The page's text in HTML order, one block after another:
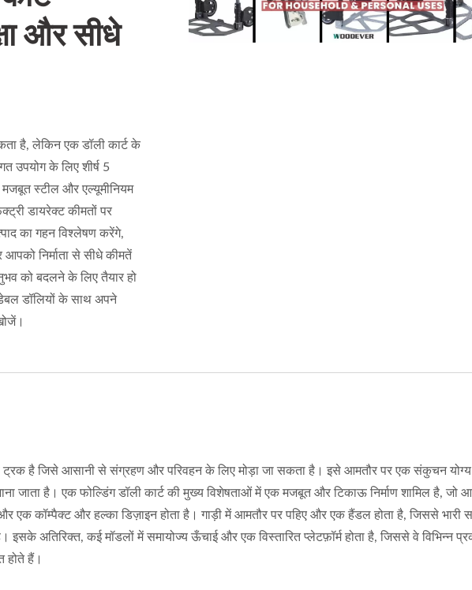
और सीधे
है, लेकिन एक डॉली कार्ट के
उपयोग के लिए शीर्ष 5
मजबूत स्टील और एल्यूमीनियम
डायरेक्ट कीमतों पर
का गहन विश्लेषण करेंगे,
निर्माता से सीधे कीमतें
को बदलने के लिए तैयार हो
डॉलियों के साथ अपने
ट्रक है जिसे आसानी से संग्रहण और परिवहन के लिए मोड़ा जा सकता है। इसे आमतौर पर एक संकुचन योग्य
जाता है। एक फोल्डिंग डॉली कार्ट की मुख्य विशेषताओं में एक मजबूत और टिकाऊ निर्माण शामिल है, जो
एक कॉम्पैक्ट और हल्का डिज़ाइन होता है। गाड़ी में आमतौर पर पहिए और एक हैंडल होता है, जिससे भारी
अतिरिक्त, कई मॉडलों में समायोज्य ऊँचाई और एक विस्तारित प्लेटफ़ॉर्म होता है, जिससे वे विभिन्न
होते हैं।
(60
हैंड
हैंड
ट्रक
बड़ा प्लेट फोल्डेबल स्टील हैंड ट्रक
निर्माता (75 किलोग्राम लोडिंग)।